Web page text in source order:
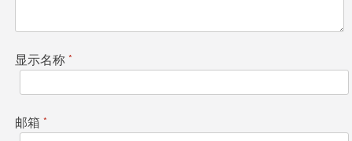
显示名称 *
邮箱 *